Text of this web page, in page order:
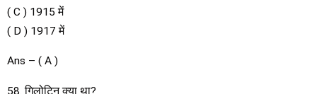
( C ) 1915 में
( D ) 1917 में
Ans – ( A )
58. गिलोटिन क्या था?